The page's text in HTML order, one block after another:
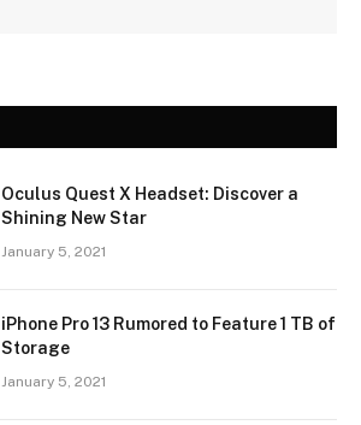
Oculus Quest X Headset: Discover a
Shining New Star
January 5, 2021
iPhone Pro 13 Rumored to Feature 1 TB of
Storage
January 5, 2021